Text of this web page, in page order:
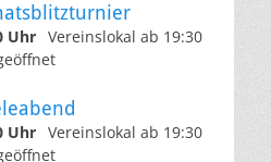
Uhr Vereinslokal ab 19:30
Uhr Vereinslokal ab 19:30